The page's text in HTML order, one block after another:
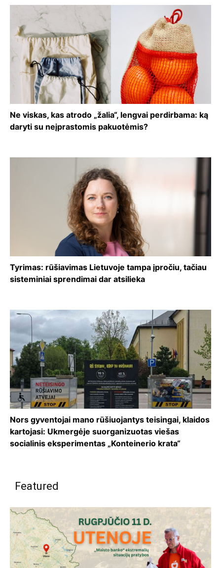
Ne viskas, kas atrodo „žalia“, lengvai perdirbama: ką
daryti su neįprastomis pakuotėmis?
Tyrimas: rūšiavimas Lietuvoje tampa įpročiu, tačiau
sisteminiai sprendimai dar atsilieka
Nors gyventojai mano rūšiuojantys teisingai, klaidos
kartojasi: Ukmergėje suorganizuotas viešas
socialinis eksperimentas „Konteinerio krata“
Featured